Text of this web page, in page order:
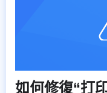
如何修復“打